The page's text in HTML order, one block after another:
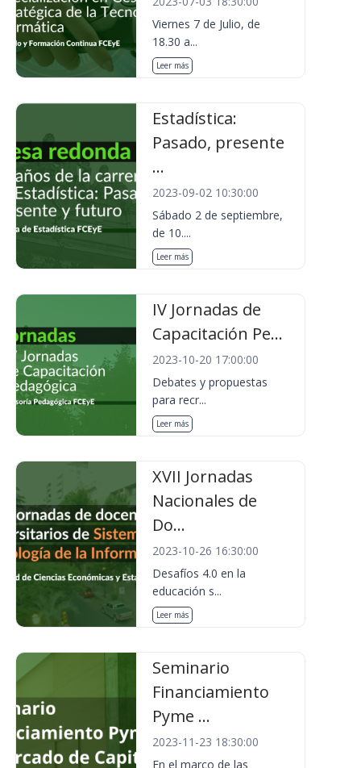
Viernes 7 de Julio, de
18.30 a...
Leer más
Estadística:
Pasado, presente
...
2023-09-02 10:30:00
Sábado 2 de septiembre,
de 10....
Leer más
IV Jornadas de
Capacitación Pe...
2023-10-20 17:00:00
Debates y propuestas
para recr...
Leer más
XVII Jornadas
Nacionales de
Do...
2023-10-26 16:30:00
Desafíos 4.0 en la
educación s...
Leer más
Seminario
Financiamiento
Pyme ...
2023-11-23 18:30:00
En el marco de las